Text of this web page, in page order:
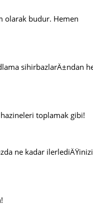
olarak budur. Hemen
sihirbazlarÄ±ndan
toplamak gibi!
ne kadar ilerlediÄŸinizi